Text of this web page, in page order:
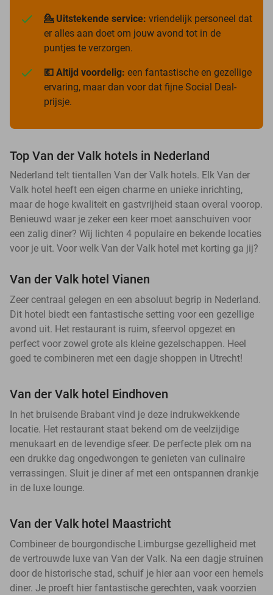
💁 Uitstekende service: vriendelijk personeel dat
er alles aan doet om jouw avond tot in de
puntjes te verzorgen.
💶 Altijd voordelig: een fantastische en gezellige
ervaring, maar dan voor dat fijne Social Deal-
prijsje.
Top Van der Valk hotels in Nederland
Nederland telt tientallen Van der Valk hotels. Elk Van der
Valk hotel heeft een eigen charme en unieke inrichting,
maar de hoge kwaliteit en gastvrijheid staan overal voorop.
Benieuwd waar je zeker een keer moet aanschuiven voor
een zalig diner? Wij lichten 4 populaire en bekende locaties
voor je uit. Voor welk Van der Valk hotel met korting ga jij?
Van der Valk hotel Vianen
Zeer centraal gelegen en een absoluut begrip in Nederland.
Dit hotel biedt een fantastische setting voor een gezellige
avond uit. Het restaurant is ruim, sfeervol opgezet en
perfect voor zowel grote als kleine gezelschappen. Heel
goed te combineren met een dagje shoppen in Utrecht!
Van der Valk hotel Eindhoven
In het bruisende Brabant vind je deze indrukwekkende
locatie. Het restaurant staat bekend om de veelzijdige
menukaart en de levendige sfeer. De perfecte plek om na
een drukke dag ongedwongen te genieten van culinaire
verrassingen. Sluit je diner af met een ontspannen drankje
in de luxe lounge.
Van der Valk hotel Maastricht
Combineer de bourgondische Limburgse gezelligheid met
de vertrouwde luxe van Van der Valk. Na een dagje struinen
door de historische stad, schuif je hier aan voor een hemels
diner. Je proeft hier fantastische gerechten, vaak voorzien